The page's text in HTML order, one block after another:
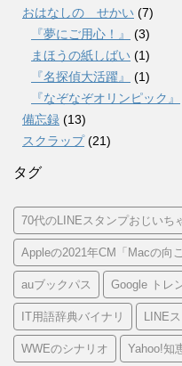
おはなしの せかい (7)
『夢にご用心！』
(3)
まほうの紙しばい (1)
『名探偵大活躍』
(1)
『なぞなぞオリンピック』
備忘録 (13)
スクラップ(21)
タグ
70代のLINEスタンプおじいち
Appleの2021年CM「Macの向
auブックパス Google トレ
IT用語辞典バイナリ LINE
WWEのシナリオ Yahoo!知